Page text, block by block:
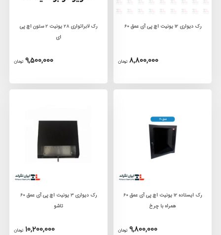
رک دیواری 12 یونیت اچ پی آی عمق 60
8,800,000 تومان
رک لابراتواری 28 یونیت 2 ستون اچ پی
ای
9,500,000 تومان
رک ایستاده 12 یونیت اچ پی آی عمق 60
همراه با چرخ
9,800,000 تومان
رک دیواری 3 یونیت اچ پی آی عمق 60
تاشو
10,200,000 تومان